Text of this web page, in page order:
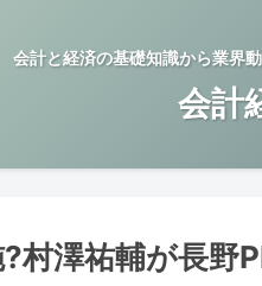
会計と経済の基礎知識から業界
会計
村澤祐輔が長野